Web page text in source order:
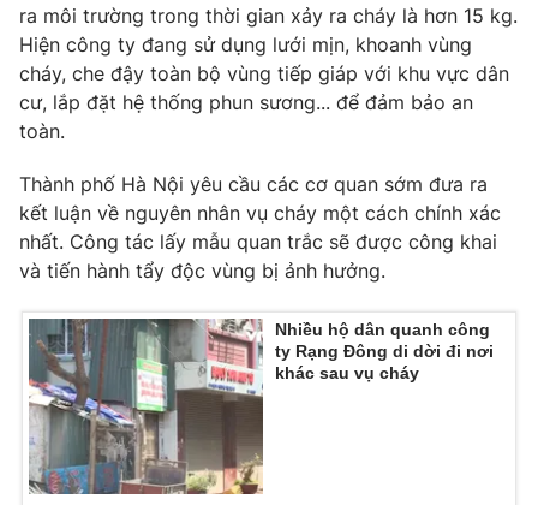
Phim VTV
Hậu trường
Nhân vật
Khán giả
Giải sao mai
Giải trí
Điện ảnh
Âm nhạc
Sao
Đời sống
Làm đẹp
Chất lượng cuộc sống
Giáo dục
Tuyển sinh
Học trực tuyến
Công nghệ
Hitech Công nghệ tương lai
Sản phẩm
Thị trường
Tư vấn
Giao lưu trực tuyến
Lịch phát sóng
Chuyên mục khác
ra môi trường trong thời gian xảy ra cháy là hơn 15 kg.
Hiện công ty đang sử dụng lưới mịn, khoanh vùng
cháy, che đậy toàn bộ vùng tiếp giáp với khu vực dân
cư, lắp đặt hệ thống phun sương... để đảm bảo an
toàn.
Thành phố Hà Nội yêu cầu các cơ quan sớm đưa ra
kết luận về nguyên nhân vụ cháy một cách chính xác
nhất. Công tác lấy mẫu quan trắc sẽ được công khai
và tiến hành tẩy độc vùng bị ảnh hưởng.
Nhiều hộ dân quanh công
ty Rạng Đông di dời đi nơi
khác sau vụ cháy